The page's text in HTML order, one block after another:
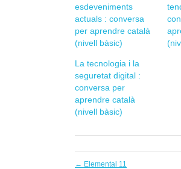
esdeveniments
actuals : conversa
per aprendre català
(nivell bàsic)
La tecnologia i la
seguretat digital :
conversa per
aprendre català
(nivell bàsic)
← Elemental 11